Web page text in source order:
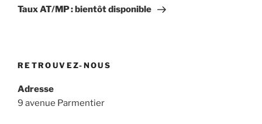
suivant
Taux AT/MP : bientôt disponible
RETROUVEZ-NOUS
Adresse
9 avenue Parmentier